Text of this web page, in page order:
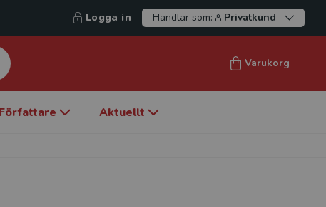
Logga in Handlar som: Privatkund
Varukorg
Författare Aktuellt